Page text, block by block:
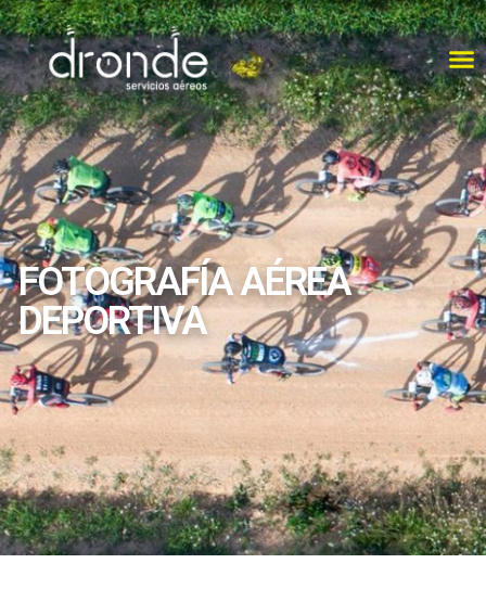
FOTOGRAFÍA AÉREA
DEPORTIVA